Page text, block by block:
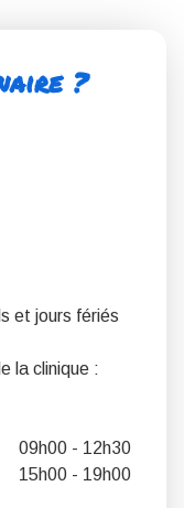
?
et jours fériés
la clinique :
09h00 - 12h30
15h00 - 19h00